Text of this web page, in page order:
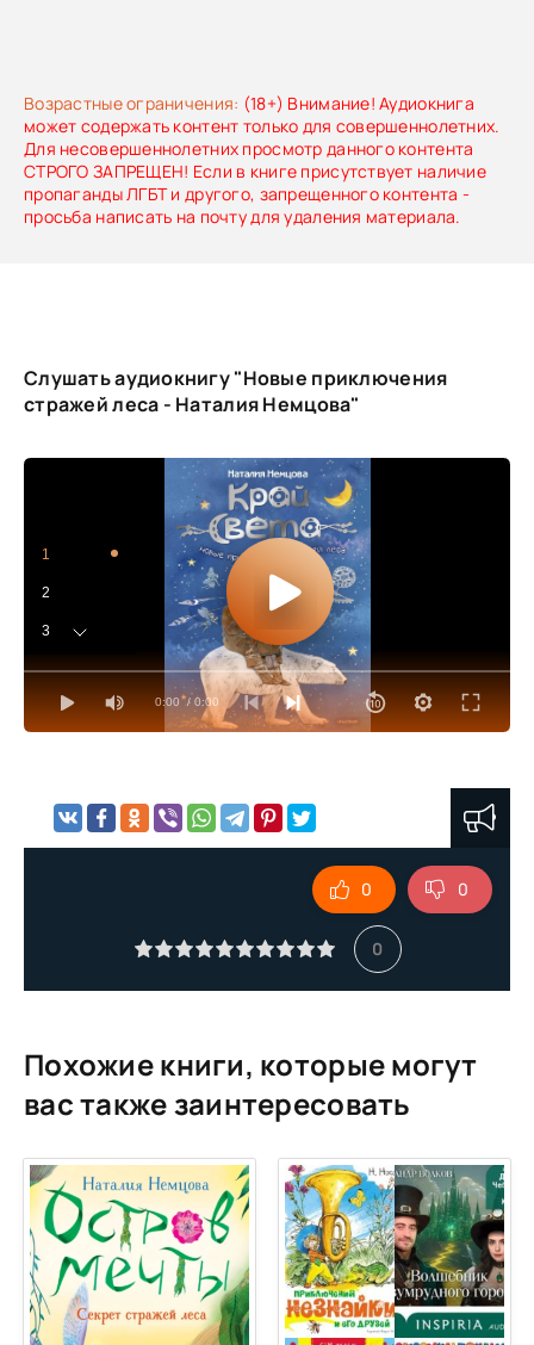
Возрастные ограничения: (18+) Внимание! Аудиокнига
может содержать контент только для совершеннолетних.
Для несовершеннолетних просмотр данного контента
СТРОГО ЗАПРЕЩЕН! Если в книге присутствует наличие
пропаганды ЛГБТ и другого, запрещенного контента -
просьба написать на почту для удаления материала.
Слушать аудиокнигу "Новые приключения
стражей леса - Наталия Немцова"
0:00 / 0:00
1
2
3
4
0
0 0
Похожие книги, которые могут
вас также заинтересовать